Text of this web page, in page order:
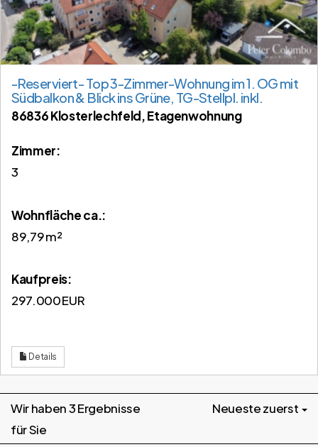
-Reserviert- Top 3-Zimmer-Wohnung im 1. OG mit
Südbalkon & Blick ins Grüne, TG-Stellpl. inkl.
86836 Klosterlechfeld, Etagenwohnung
Zimmer:
3
Wohnfläche ca.:
89,79 m²
Kaufpreis:
297.000 EUR
Details
Wir haben 3 Ergebnisse
für Sie
Neueste zuerst